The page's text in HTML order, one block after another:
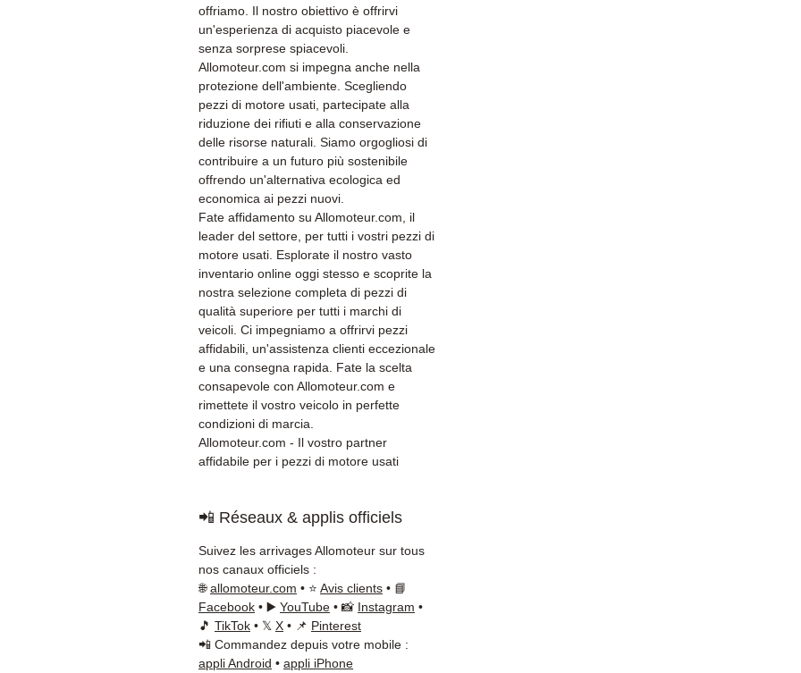
offriamo. Il nostro obiettivo è offrirvi
un'esperienza di acquisto piacevole e
senza sorprese spiacevoli.
Allomoteur.com si impegna anche nella
protezione dell'ambiente. Scegliendo
pezzi di motore usati, partecipate alla
riduzione dei rifiuti e alla conservazione
delle risorse naturali. Siamo orgogliosi di
contribuire a un futuro più sostenibile
offrendo un'alternativa ecologica ed
economica ai pezzi nuovi.
Fate affidamento su Allomoteur.com, il
leader del settore, per tutti i vostri pezzi di
motore usati. Esplorate il nostro vasto
inventario online oggi stesso e scoprite la
nostra selezione completa di pezzi di
qualità superiore per tutti i marchi di
veicoli. Ci impegniamo a offrirvi pezzi
affidabili, un'assistenza clienti eccezionale
e una consegna rapida. Fate la scelta
consapevole con Allomoteur.com e
rimettete il vostro veicolo in perfette
condizioni di marcia.
Allomoteur.com - Il vostro partner
affidabile per i pezzi di motore usati
📲 Réseaux & applis officiels
Suivez les arrivages Allomoteur sur tous
nos canaux officiels :
🌐allomoteur.com • ⭐ Avis clients • 📘
Facebook • ▶️ YouTube • 📸 Instagram •
🎵 TikTok • 𝕏 X • 📌 Pinterest
📲 Commandez depuis votre mobile :
appli Android • appli iPhone